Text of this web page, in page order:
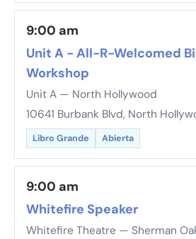
9:00 am
Unit A - All-R-Welcomed
Workshop
Unit A — North Hollywood
10641 Burbank Blvd, North
Libro Grande Abierta
9:00 am
Whitefire Speaker
Whitefire Theatre — Sherman